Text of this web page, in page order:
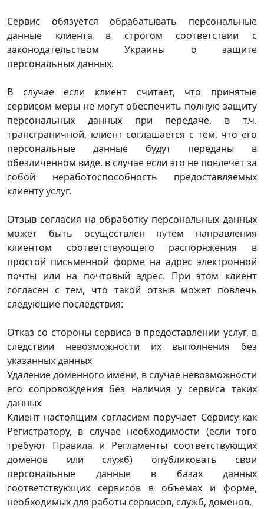
Сервис обязуется обрабатывать персональные
данные клиента в строгом соответствии с
законодательством Украины о защите
персональных данных.
В случае если клиент считает, что принятые
сервисом меры не могут обеспечить полную защиту
персональных данных при передаче, в т.ч.
трансграничной, клиент соглашается с тем, что его
персональные данные будут переданы в
обезличенном виде, в случае если это не повлечет за
собой неработоспособность предоставляемых
клиенту услуг.
Отзыв согласия на обработку персональных данных
может быть осуществлен путем направления
клиентом соответствующего распоряжения в
простой письменной форме на адрес электронной
почты или на почтовый адрес. При этом клиент
согласен с тем, что такой отзыв может повлечь
следующие последствия:
Отказ со стороны сервиса в предоставлении услуг, в
следствии невозможности их выполнения без
указанных данных
Удаление доменного имени, в случае невозможности
его сопровождения без наличия у сервиса таких
данных
Клиент настоящим согласием поручает Сервису как
Регистратору, в случае необходимости (если того
требуют Правила и Регламенты соответствующих
доменов или служб) опубликовать свои
персональные данные в базах данных
соответствующих сервисов в объемах и форме,
необходимых для работы сервисов, служб, доменов.